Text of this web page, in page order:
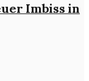
Imbiss in